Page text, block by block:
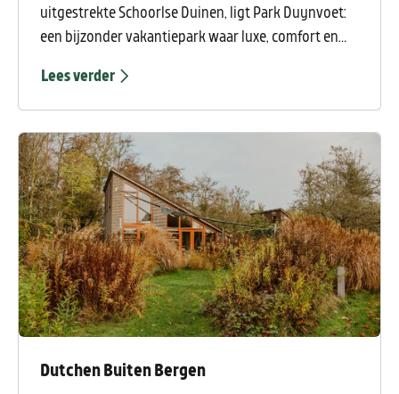
uitgestrekte Schoorlse Duinen, ligt Park Duynvoet:
een bijzonder vakantiepark waar luxe, comfort en
villa’s midden in een uniek duinlandschap, op een
plek waar rust en natuur de hoofdrol spelen.
Lees verder
Dutchen Buiten Bergen